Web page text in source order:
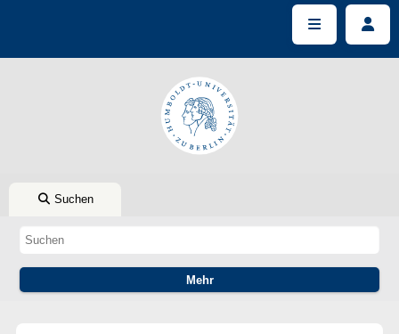
Suchen